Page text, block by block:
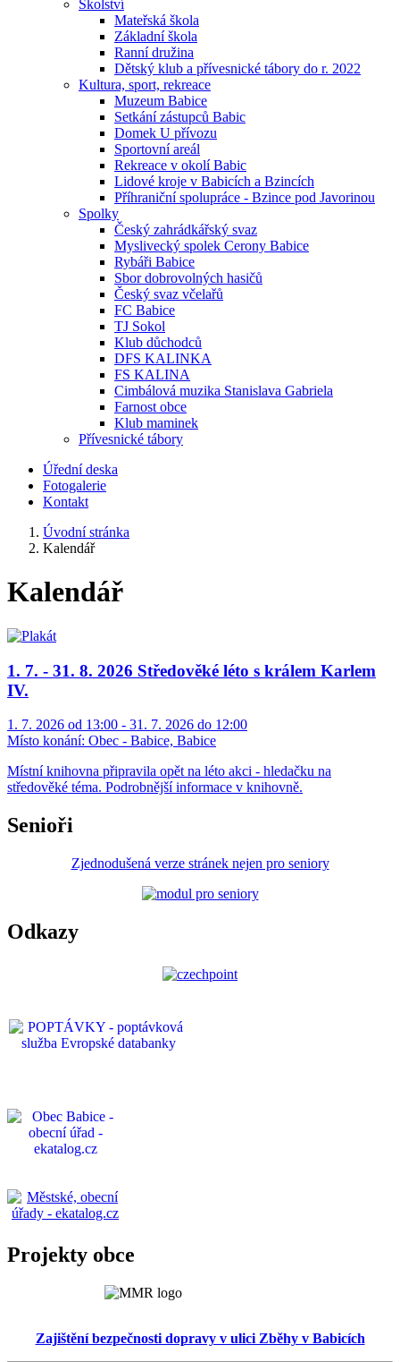
Školství
Mateřská škola
Základní škola
Ranní družina
Dětský klub a přívesnické tábory do r. 2022
Kultura, sport, rekreace
Muzeum Babice
Setkání zástupců Babic
Domek U přívozu
Sportovní areál
Rekreace v okolí Babic
Lidové kroje v Babicích a Bzincích
Příhraniční spolupráce - Bzince pod Javorinou
Spolky
Český zahrádkářský svaz
Myslivecký spolek Cerony Babice
Rybáři Babice
Sbor dobrovolných hasičů
Český svaz včelařů
FC Babice
TJ Sokol
Klub důchodců
DFS KALINKA
FS KALINA
Cimbálová muzika Stanislava Gabriela
Farnost obce
Klub maminek
Přívesnické tábory
Úřední deska
Fotogalerie
Kontakt
Úvodní stránka
Kalendář
Kalendář
1. 7. - 31. 8. 2026 Středověké léto s králem Karlem
IV.
1. 7. 2026 od 13:00 - 31. 7. 2026 do 12:00
Místo konání: Obec - Babice, Babice
Místní knihovna připravila opět na léto akci - hledačku na
středověké téma. Podrobnější informace v knihovně.
Senioři
Zjednodušená verze stránek nejen pro seniory
Odkazy
Projekty obce
Zajištění bezpečnosti dopravy v ulici Zběhy v Babicích